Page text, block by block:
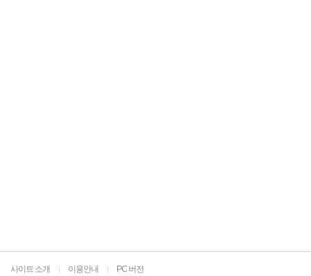
사이트 소개 | 이용안내 | PC 버전